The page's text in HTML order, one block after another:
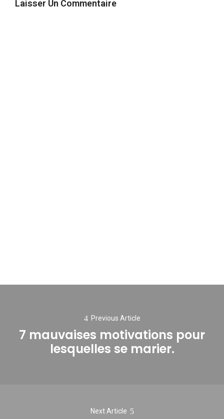
Laisser Un Commentaire
l’article
Previous Article
Previous
post:
7 mauvaises motivations pour
lesquelles se marier.
Next Article